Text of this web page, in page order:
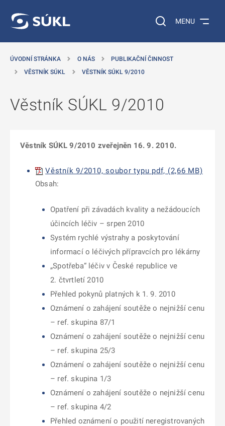
Vyhledávání na
MENU
ÚVODNÍ STRÁNKA O NÁS
PUBLIKAČNÍ ČINNOST
VĚSTNÍK SÚKL
VĚSTNÍK SÚKL 9/2010
Věstník SÚKL 9/2010
Věstník SÚKL 9/2010 zveřejněn 16. 9. 2010.
Věstník 9/2010, soubor typu pdf, (2,66 MB)
Obsah:
Opatření při závadách kvality a nežádoucích
účincích léčiv – srpen 2010
Systém rychlé výstrahy a poskytování
informací o léčivých přípravcích pro lékárny
„Spotřeba“ léčiv v České republice ve
2. čtvrtletí 2010
Přehled pokynů platných k 1. 9. 2010
Oznámení o zahájení soutěže o nejnižší cenu
– ref. skupina 87/1
Oznámení o zahájení soutěže o nejnižší cenu
– ref. skupina 25/3
Oznámení o zahájení soutěže o nejnižší cenu
– ref. skupina 1/3
Oznámení o zahájení soutěže o nejnižší cenu
– ref. skupina 4/2
Přehled oznámení o použití neregistrovaných